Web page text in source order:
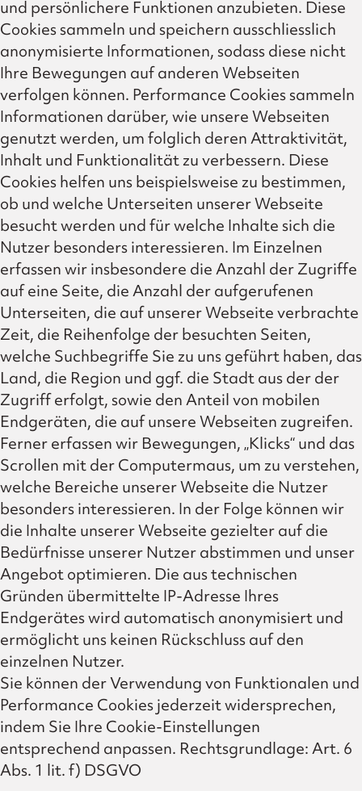
und persönlichere Funktionen anzubieten. Diese
Cookies sammeln und speichern ausschliesslich
anonymisierte Informationen, sodass diese nicht
Ihre Bewegungen auf anderen Webseiten
verfolgen können. Performance Cookies sammeln
Informationen darüber, wie unsere Webseiten
genutzt werden, um folglich deren Attraktivität,
Inhalt und Funktionalität zu verbessern. Diese
Cookies helfen uns beispielsweise zu bestimmen,
ob und welche Unterseiten unserer Webseite
besucht werden und für welche Inhalte sich die
Nutzer besonders interessieren. Im Einzelnen
erfassen wir insbesondere die Anzahl der Zugriffe
auf eine Seite, die Anzahl der aufgerufenen
Unterseiten, die auf unserer Webseite verbrachte
Zeit, die Reihenfolge der besuchten Seiten,
welche Suchbegriffe Sie zu uns geführt haben, das
Land, die Region und ggf. die Stadt aus der der
Zugriff erfolgt, sowie den Anteil von mobilen
Endgeräten, die auf unsere Webseiten zugreifen.
Ferner erfassen wir Bewegungen, „Klicks“ und das
Scrollen mit der Computermaus, um zu verstehen,
welche Bereiche unserer Webseite die Nutzer
besonders interessieren. In der Folge können wir
die Inhalte unserer Webseite gezielter auf die
Bedürfnisse unserer Nutzer abstimmen und unser
Angebot optimieren. Die aus technischen
Gründen übermittelte IP-Adresse Ihres
Endgerätes wird automatisch anonymisiert und
ermöglicht uns keinen Rückschluss auf den
einzelnen Nutzer.
Sie können der Verwendung von Funktionalen und
Performance Cookies jederzeit widersprechen,
indem Sie Ihre Cookie-Einstellungen
entsprechend anpassen. Rechtsgrundlage: Art. 6
Abs. 1 lit. f) DSGVO